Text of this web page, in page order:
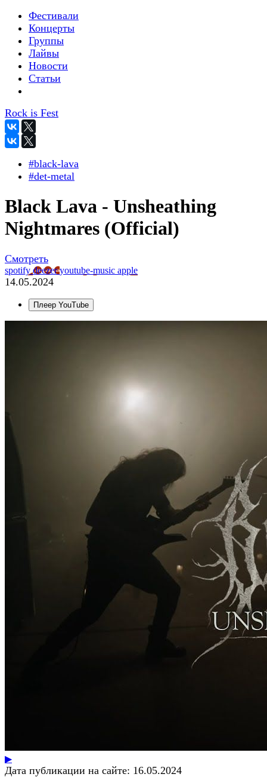
Фестивали
Концерты
Группы
Лайвы
Новости
Статьи
Rock is Fest
#black-lava
#det-metal
Black Lava - Unsheathing
Nightmares (Official)
Смотреть
spotifydeezeryoutube-music apple
14.05.2024
Плеер YouTube
▶
Дата публикации на сайте: 16.05.2024